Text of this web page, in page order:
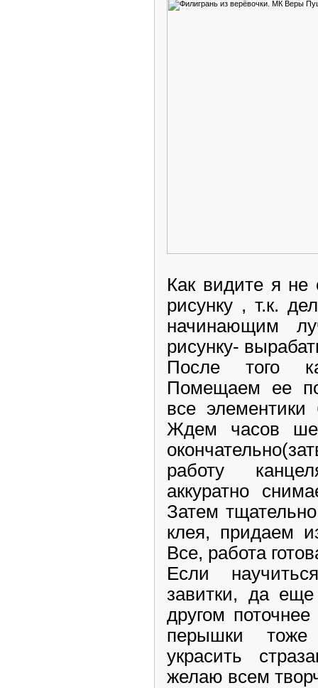
Как видите я не
рисунку , т.к.
начинающим
рисунку-
После того
Помещаем ее
все
Ждем часов
работу
аккуратно
Затем
клея, придаем
Все, работа
Если
завитки, да
другом
перышки
украсить
желаю всем